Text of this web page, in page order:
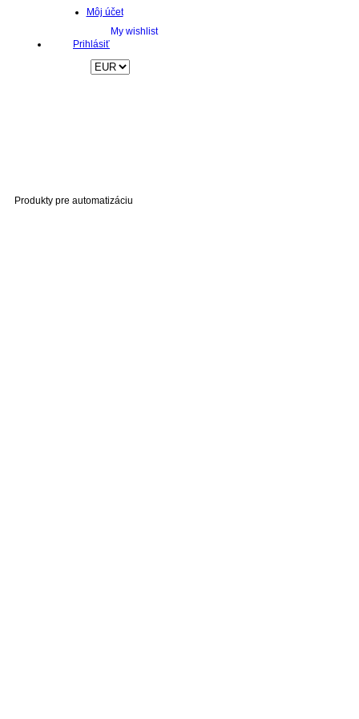
Môj účet
Prihlásiť
Produkty pre automatizáciu